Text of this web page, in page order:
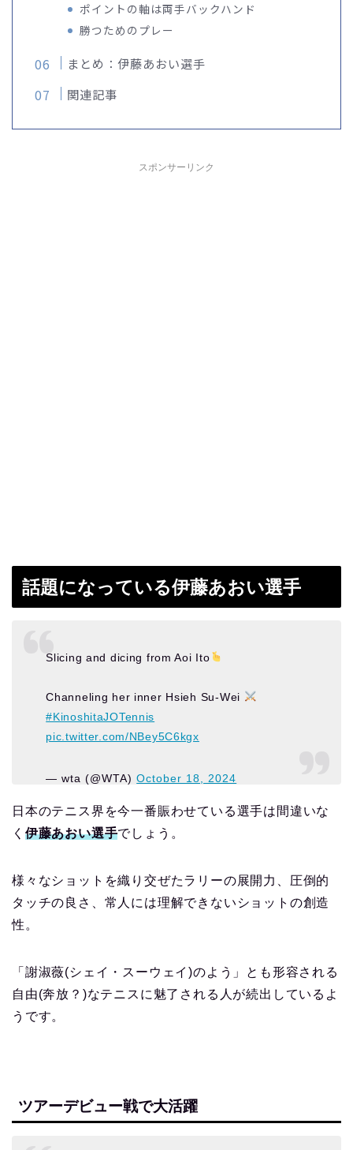
ポイントの軸は両手バックハンド
勝つためのプレー
まとめ：伊藤あおい選手
関連記事
スポンサーリンク
話題になっている伊藤あおい選手
Slicing and dicing from Aoi Ito
Channeling her inner Hsieh Su-Wei
#KinoshitaJOTennis
pic.twitter.com/NBey5C6kgx
— wta (@WTA)October 18, 2024
日本のテニス界を今一番賑わせている選手は間違いな
く 伊藤あおい選手でしょう。
様々なショットを織り交ぜたラリーの展開力、圧倒的
タッチの良さ、常人には理解できないショットの創造
性。
「謝淑薇(シェイ・スーウェイ)のよう」とも形容される
自由(奔放？)なテニスに魅了される人が続出しているよ
うです。
ツアーデビュー戦で大活躍